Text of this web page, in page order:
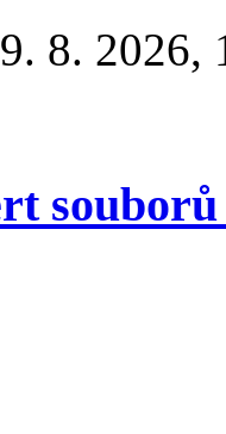
9. 8. 2026,